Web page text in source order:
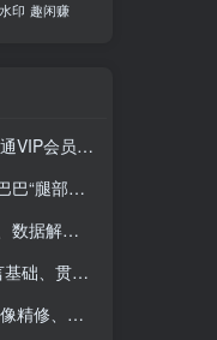
印 趣闲赚
HY资源库
三板斧”
电商体系（更新）
可挑战月薪15K+岗位
身设计达人